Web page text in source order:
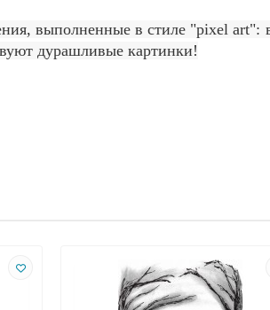
выполненные в стиле "pixel art":
дурашливые картинки!